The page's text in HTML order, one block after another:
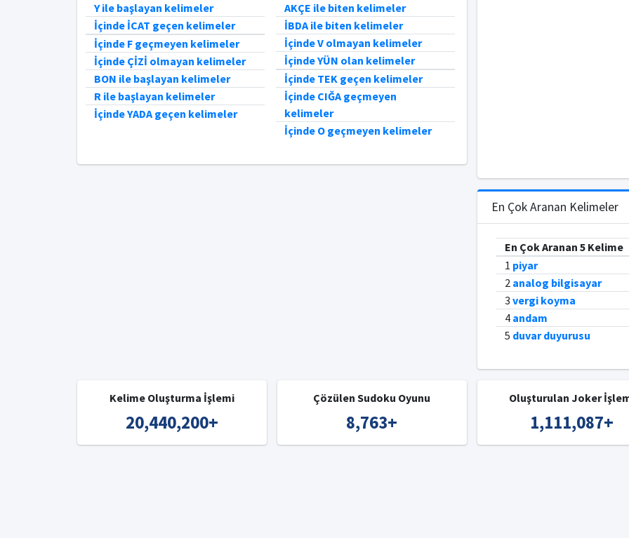
Y ile başlayan kelimeler
İçinde İCAT geçen kelimeler
İçinde F geçmeyen kelimeler
İçinde ÇİZİ olmayan kelimeler
BON ile başlayan kelimeler
R ile başlayan kelimeler
İçinde YADA geçen kelimeler
AKÇE ile biten kelimeler
İBDA ile biten kelimeler
İçinde V olmayan kelimeler
İçinde YÜN olan kelimeler
İçinde TEK geçen kelimeler
İçinde CIĞA geçmeyen
kelimeler
İçinde O geçmeyen kelimeler
En Çok Aranan Kelimeler
En Çok Aranan 5 Kelime
1 piyar
2 analog bilgisayar
3 vergi koyma
4 andam
5 duvar duyurusu
Kelime Oluşturma İşlemi
20,440,200+
Çözülen Sudoku Oyunu
8,763+
Oluşturulan Joker
1,111,087+